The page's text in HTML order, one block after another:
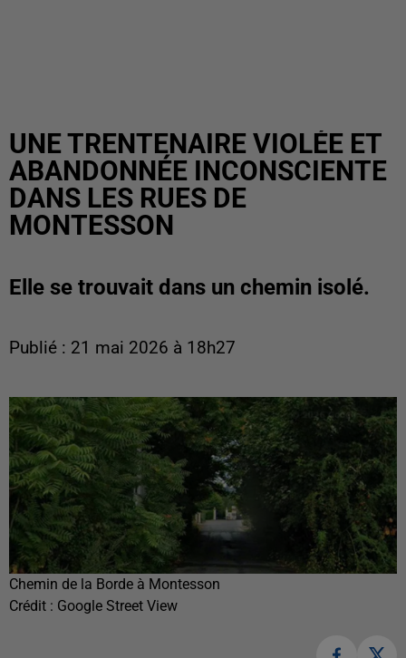
UNE TRENTENAIRE VIOLÉE ET
ABANDONNÉE INCONSCIENTE
DANS LES RUES DE
MONTESSON
Elle se trouvait dans un chemin isolé.
Publié : 21 mai 2026 à 18h27
Chemin de la Borde à Montesson
Crédit : Google Street View